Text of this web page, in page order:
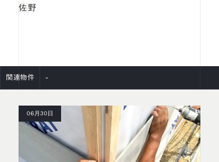
佐野
関連物件 -
06月30日